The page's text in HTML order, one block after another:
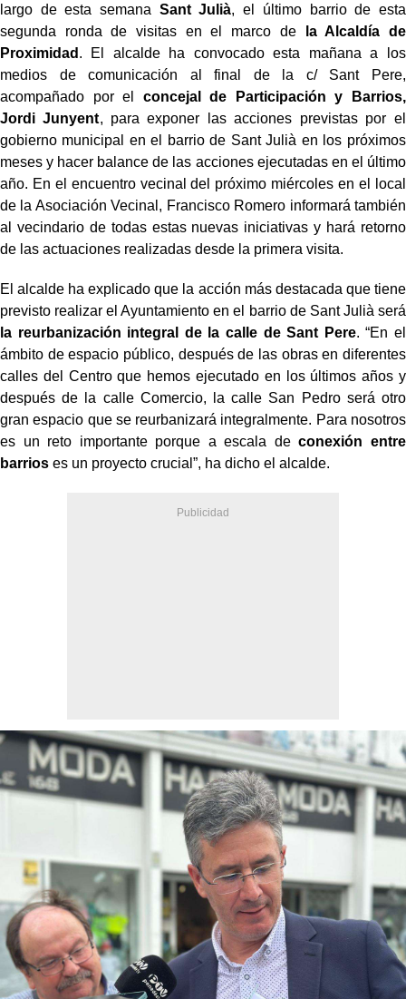
largo de esta semana Sant Julià, el último barrio de esta
segunda ronda de visitas en el marco de
la Alcaldía de
Proximidad . El alcalde ha convocado esta mañana a los
medios de comunicación al final de la c/ Sant Pere,
acompañado por el concejal de Participación y Barrios,
Jordi Junyent, para exponer las acciones previstas por el
gobierno municipal en el barrio de Sant Julià en los próximos
meses y hacer balance de las acciones ejecutadas en el último
año. En el encuentro vecinal del próximo miércoles en el local
de la Asociación Vecinal, Francisco Romero informará también
al vecindario de todas estas nuevas iniciativas y hará retorno
de las actuaciones realizadas desde la primera visita.
El alcalde ha explicado que la acción más destacada que tiene
previsto realizar el Ayuntamiento en el barrio de Sant Julià será
la reurbanización integral de la calle de Sant Pere. “En el
ámbito de espacio público, después de las obras en diferentes
calles del Centro que hemos ejecutado en los últimos años y
después de la calle Comercio, la calle San Pedro será otro
gran espacio que se reurbanizará integralmente. Para nosotros
es un reto importante porque a escala deconexión entre
barrios es un proyecto crucial”, ha dicho el alcalde.